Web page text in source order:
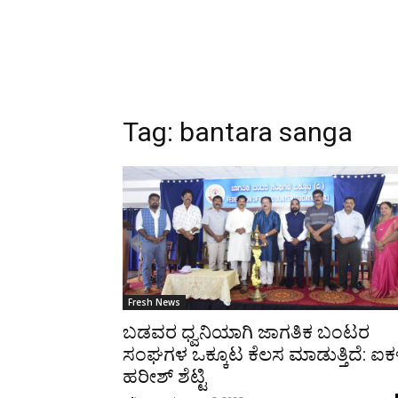
Tag: bantara sanga
Fresh News
ಬಡವರ ಧ್ವನಿಯಾಗಿ ಜಾಗತಿಕ ಬಂಟರ
ಸಂಘಗಳ ಒಕ್ಕೂಟ ಕೆಲಸ ಮಾಡುತ್ತಿದೆ:
ಹರೀಶ್ ಶೆಟ್ಟಿ